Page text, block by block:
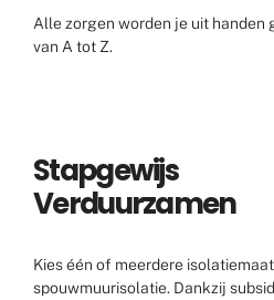
Alle zorgen worden je uit handen
van A tot Z.
Stapgewijs
Verduurzamen
Kies één of meerdere
spouwmuurisolatie. Dankzij